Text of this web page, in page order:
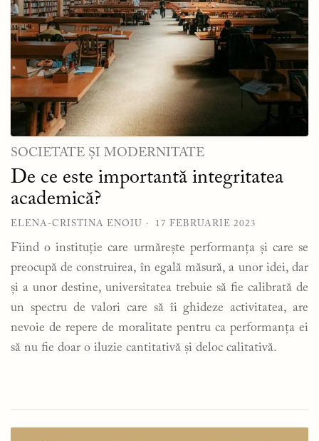
SOCIETATE ȘI MODERNITATE
De ce este importantă integritatea
academică?
ELENA-CRISTINA ENOIU 17 FEBRUARIE 2023
Fiind o instituție care urmărește performanța și care se
preocupă de construirea, în egală măsură, a unor idei, dar
și a unor destine, universitatea trebuie să fie calibrată de
un spectru de valori care să îi ghideze activitatea, are
nevoie de repere de moralitate pentru ca performanța ei
să nu fie doar o iluzie cantitativă și deloc calitativă.